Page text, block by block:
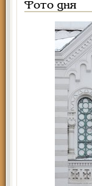
Фото дня